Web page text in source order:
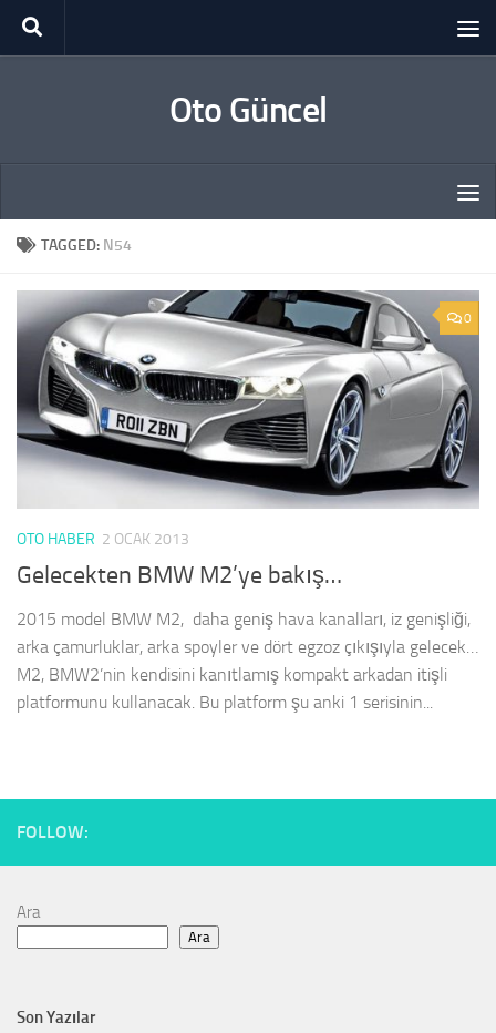
Skip to content
Oto Güncel
TAGGED: N54
0
OTO HABER 2 OCAK 2013
Gelecekten BMW M2’ye bakış…
2015 model BMW M2, daha geniş hava kanalları, iz genişliği,
arka çamurluklar, arka spoyler ve dört egzoz çıkışıyla gelecek…
M2, BMW2’nin kendisini kanıtlamış kompakt arkadan itişli
platformunu kullanacak. Bu platform şu anki 1 serisinin...
FOLLOW:
Ara
Ara
Son Yazılar